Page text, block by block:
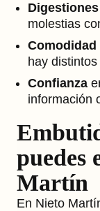
molestias
Comodidad
hay
Confianza
información
puedes
Martín
En Nieto